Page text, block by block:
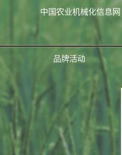
中国农业机械化信息网
品牌活动